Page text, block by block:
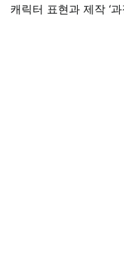
캐릭터 표현과 제작 ‘